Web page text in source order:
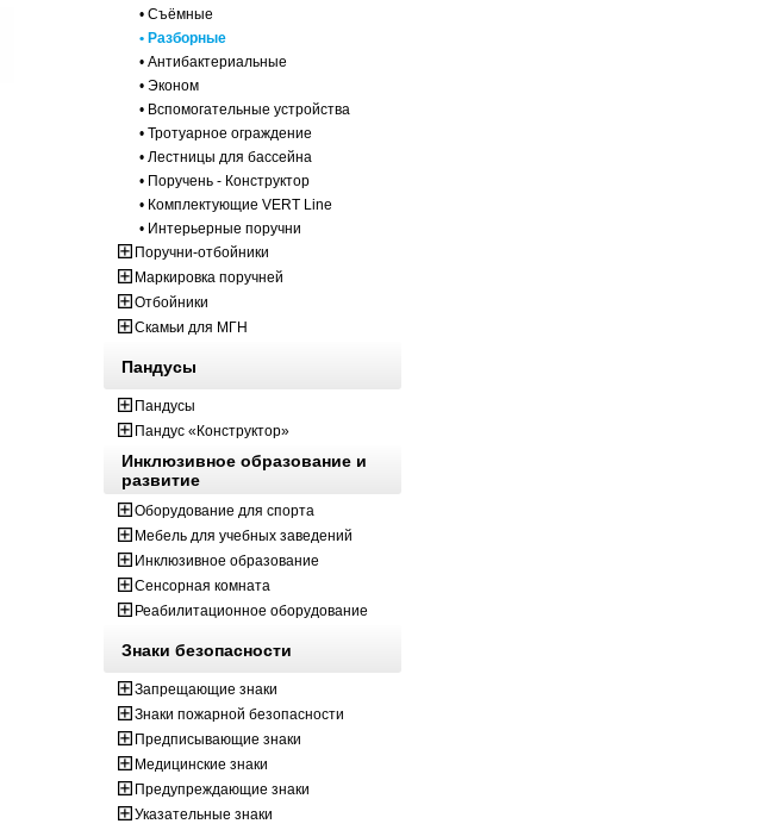
• Съёмные
• Разборные
• Антибактериальные
• Эконом
• Вспомогательные устройства
• Тротуарное ограждение
• Лестницы для бассейна
• Поручень - Конструктор
• Комплектующие VERT Line
• Интерьерные поручни
Поручни-отбойники
Маркировка поручней
Отбойники
Скамьи для МГН
Пандусы
Пандусы
Пандус «Конструктор»
Инклюзивное образование и
развитие
Оборудование для спорта
Мебель для учебных заведений
Инклюзивное образование
Сенсорная комната
Реабилитационное оборудование
Знаки безопасности
Запрещающие знаки
Знаки пожарной безопасности
Предписывающие знаки
Медицинские знаки
Предупреждающие знаки
Указательные знаки